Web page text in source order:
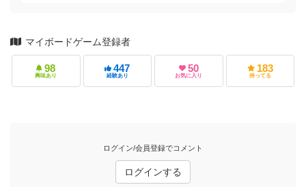
マイボードゲーム登録者
98
興味あり
447
経験あり
50
お気に入り
183
持ってる
ログイン/会員登録でコメント
ログインする